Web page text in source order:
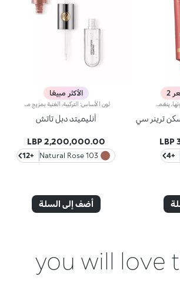
ترينر سي
+4
الأكثر مبيعًا
أنليميتد دبل تاتش
2,200,000.00 LBP
103 Natural Rose
+12
أضف إلى السلة
you will love